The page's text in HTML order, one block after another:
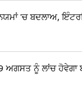
'ਚ ਬਦਲਾਅ,
ਅਗਸਤ ਨੂੰ ਲਾਂਚ ਹੋਵੇਗਾ